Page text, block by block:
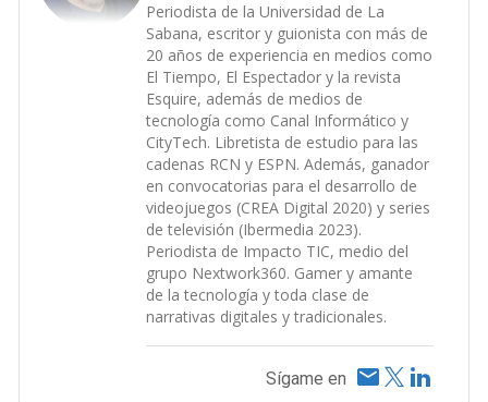
Periodista de la Universidad de La
Sabana, escritor y guionista con más de
20 años de experiencia en medios como
El Tiempo, El Espectador y la revista
Esquire, además de medios de
tecnología como Canal Informático y
CityTech. Libretista de estudio para las
cadenas RCN y ESPN. Además, ganador
en convocatorias para el desarrollo de
videojuegos (CREA Digital 2020) y series
de televisión (Ibermedia 2023).
Periodista de Impacto TIC, medio del
grupo Nextwork360. Gamer y amante
de la tecnología y toda clase de
narrativas digitales y tradicionales.
Sígame en